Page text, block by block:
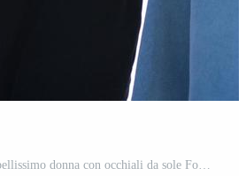
ritratto di tre giovane bellissimo donna con occhiali da sole Foto Gratuita